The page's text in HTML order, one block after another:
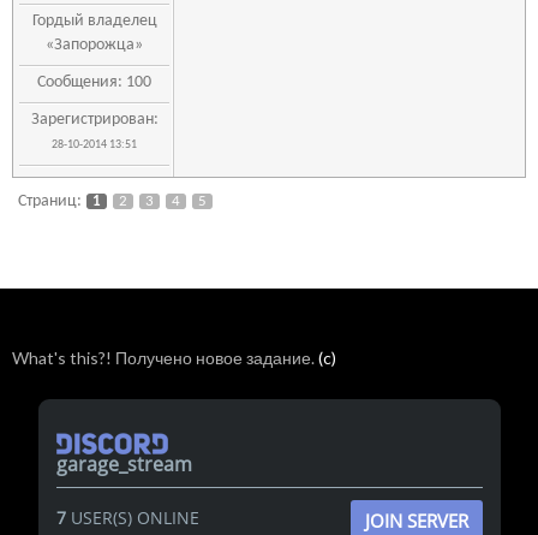
Гордый владелец
«Запорожца»
Сообщения: 100
Зарегистрирован:
28-10-2014 13:51
Страниц: 1 2 3 4 5
What's this?! Получено новое задание.(c)
garage_stream
7USER(S) ONLINE JOIN SERVER